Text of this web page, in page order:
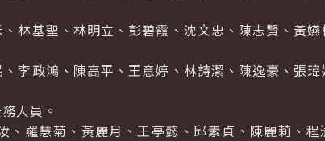
基聖、林明立、彭碧霞、沈文忠、陳志賢、黃嬿
政鴻、陳高平、王意婷、林詩潔、陳逸豪、張瑋
人員。
羅慧菊、黃麗月、王亭懿、邱素貞、陳麗莉、程